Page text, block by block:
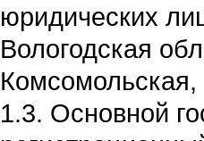
юридических
Вологодская
Комсомольская,
1.3. Основной